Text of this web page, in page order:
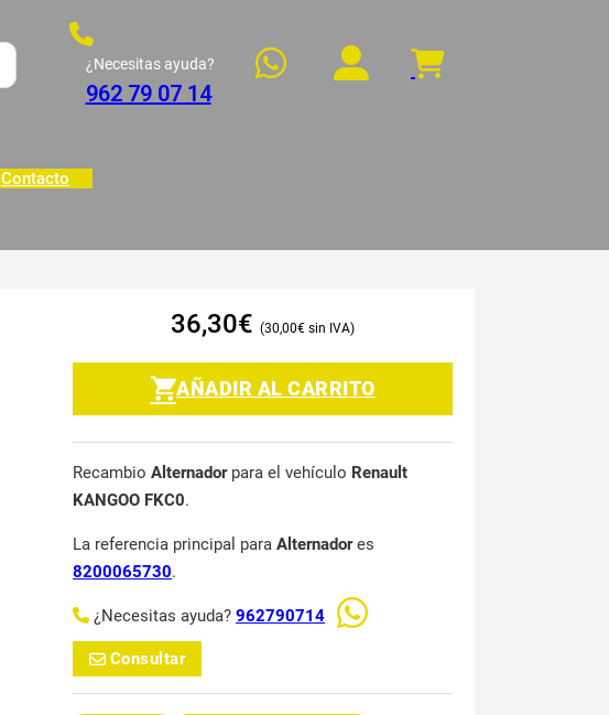
¿Necesitas ayuda?
962 79 07 14
Contacto
36,30€ 30,00€
AÑADIR AL CARRITO
Recambio Alternadorpara el vehículo Renault
KANGOO FKC0.
La referencia principal para Alternadores
8200065730.
¿Necesitas ayuda? 962790714
Consultar